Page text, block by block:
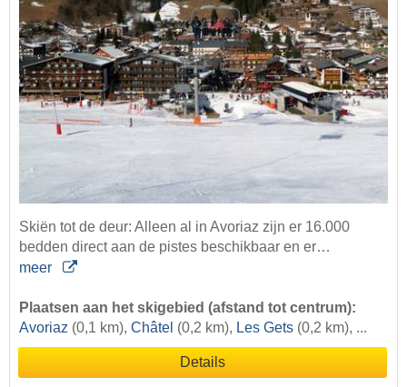
Skiën tot de deur: Alleen al in Avoriaz zijn er 16.000
bedden direct aan de pistes beschikbaar en er…
meer
Plaatsen aan het skigebied (afstand tot centrum):
Avoriaz (0,1 km), Châtel (0,2 km), Les Gets (0,2 km), ...
Details